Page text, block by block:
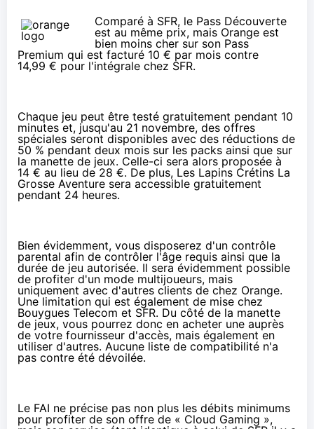
Comparé à SFR, le Pass Découverte
est au même prix, mais Orange est
bien moins cher sur son Pass
Premium qui est facturé 10 € par mois contre
14,99 € pour l'intégrale chez SFR.
Chaque jeu peut être testé gratuitement pendant 10
minutes et, jusqu'au 21 novembre, des offres
spéciales seront disponibles avec des réductions de
50 % pendant deux mois sur les packs ainsi que sur
la manette de jeux. Celle-ci sera alors proposée à
14 € au lieu de 28 €. De plus, Les Lapins Crétins La
Grosse Aventure sera accessible gratuitement
pendant 24 heures.
Bien évidemment, vous disposerez d'un contrôle
parental afin de contrôler l'âge requis ainsi que la
durée de jeu autorisée. Il sera évidemment possible
de profiter d'un mode multijoueurs, mais
uniquement avec d'autres clients de chez Orange.
Une limitation qui est également de mise chez
Bouygues Telecom et SFR. Du côté de la manette
de jeux, vous pourrez donc en acheter une auprès
de votre fournisseur d'accès, mais également en
utiliser d'autres. Aucune liste de compatibilité n'a
pas contre été dévoilée.
Le FAI ne précise pas non plus les débits minimums
pour profiter de son offre de « Cloud Gaming »,